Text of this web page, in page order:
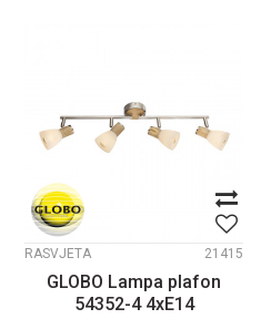
RASVJETA 21415
GLOBO Lampa plafon
54352-4 4xE14